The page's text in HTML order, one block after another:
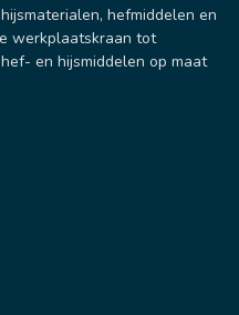
hefmiddelen en
werkplaatskraan tot
en hijsmiddelen op maat